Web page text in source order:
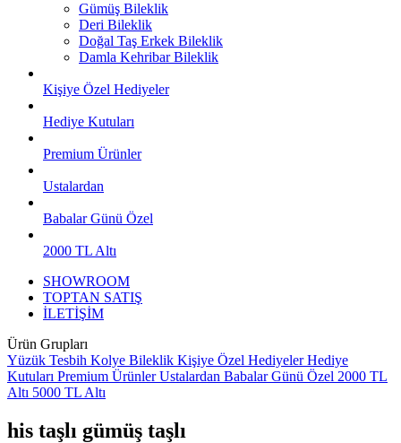
Gümüş Bileklik
Deri Bileklik
Doğal Taş Erkek Bileklik
Damla Kehribar Bileklik
Kişiye Özel Hediyeler
Hediye Kutuları
Premium Ürünler
Ustalardan
Babalar Günü Özel
2000 TL Altı
SHOWROOM
TOPTAN SATIŞ
İLETİŞİM
Ürün Grupları
Yüzük Tesbih Kolye Bileklik Kişiye Özel Hediyeler Hediye
Kutuları Premium Ürünler Ustalardan Babalar Günü Özel 2000 TL
Altı 5000 TL Altı
his taşlı gümüş taşlı